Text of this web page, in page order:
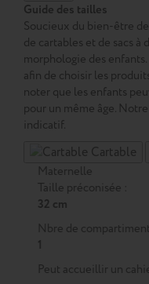
Guide des tailles
Soucieux du bien-être
de cartables et de sacs à
morphologie des
afin de choisir les
noter que les enfants
pour un même âge.
indicatif.
Cartable
Maternelle
Taille préconisée :
32 cm
Nbre de
1
Peut accueillir un